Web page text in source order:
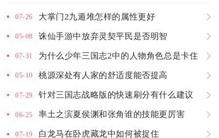
07-26 大掌门2九遁堆怎样的属性更好
05-08 诛仙手游中放弃灵契平民是否明智
07-31 为什么少年三国志2中的人物角色总是卡住
05-10 桃源深处有人家的舒适度能否提高
07-29 针对三国志战略版的快速刷分有什么建议
06-25 率土之滨夏侯渊和张角谁的技能更厉害
07-19 白龙马在卧虎藏龙中如何被捉住